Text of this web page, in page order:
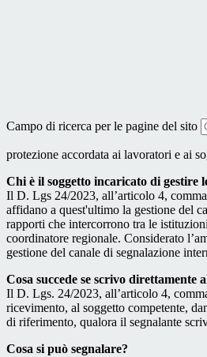
Campo di ricerca per le pagine del sito
protezione accordata ai lavoratori e ai
Chi è il soggetto incaricato di gestire
Il D. Lgs 24/2023, all’articolo 4,
affidano a quest'ultimo la gestione del
rapporti che intercorrono tra le
coordinatore regionale. Considerato
gestione del canale di segnalazione
Cosa succede se scrivo direttamente
Il D. Lgs. 24/2023, all’articolo 4,
ricevimento, al soggetto competente,
di riferimento, qualora il segnalante
Cosa si può segnalare?